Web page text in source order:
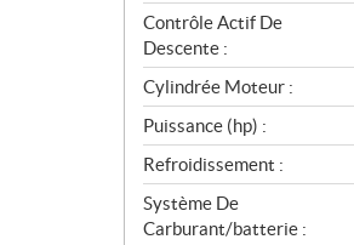
i
c
a
t
i
o
n
s
Contrôle Actif De
Descente :
Cylindrée Moteur :
Puissance (hp) :
Refroidissement :
Système De
Carburant/batterie :